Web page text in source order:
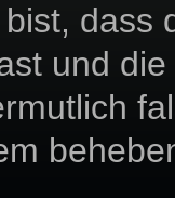
dass
und